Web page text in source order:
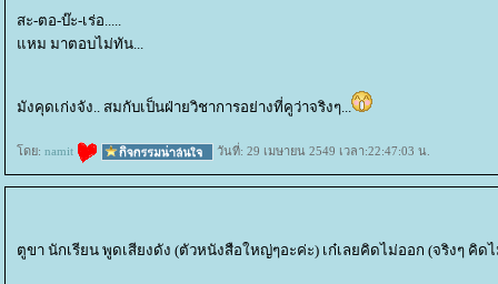
สะ-ตอ-บ๊ะ-เร่อ.....
หม มาตอบไม่ทัน...
มังคุดเก่งจัง.. สมกับเป็นฝ่ายวิชาการอย่างที่คูว่าจริงๆ...
ดย: namit วันที่: 29 เมษายน 2549 เวลา:22:47:03 น.
ตูขา นักเรียน พูดเสียงดัง (ตัวหนังสือใหญ่ๆอะค่ะ) เก๋เลยคิดไม่ออก (จริงๆ คิด